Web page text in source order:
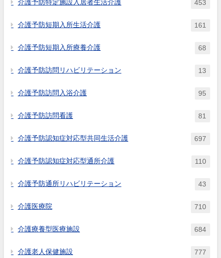
介護予防特定施設入居者生活介護 453
介護予防短期入所生活介護 161
介護予防短期入所療養介護 68
介護予防訪問リハビリテーション 13
介護予防訪問入浴介護 95
介護予防訪問看護 81
介護予防認知症対応型共同生活介護 697
介護予防認知症対応型通所介護 110
介護予防通所リハビリテーション 43
介護医療院 710
介護療養型医療施設 684
介護老人保健施設 777